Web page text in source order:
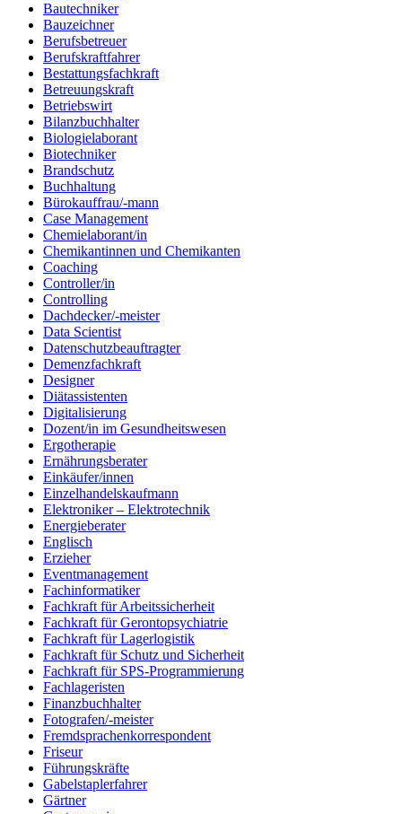
Bautechniker
Bauzeichner
Berufsbetreuer
Berufskraftfahrer
Bestattungsfachkraft
Betreuungskraft
Betriebswirt
Bilanzbuchhalter
Biologielaborant
Biotechniker
Brandschutz
Buchhaltung
Bürokauffrau/-mann
Case Management
Chemielaborant/in
Chemikantinnen und Chemikanten
Coaching
Controller/in
Controlling
Dachdecker/-meister
Data Scientist
Datenschutzbeauftragter
Demenzfachkraft
Designer
Diätassistenten
Digitalisierung
Dozent/in im Gesundheitswesen
Ergotherapie
Ernährungsberater
Einkäufer/innen
Einzelhandelskaufmann
Elektroniker – Elektrotechnik
Energieberater
Englisch
Erzieher
Eventmanagement
Fachinformatiker
Fachkraft für Arbeitssicherheit
Fachkraft für Gerontopsychiatrie
Fachkraft für Lagerlogistik
Fachkraft für Schutz und Sicherheit
Fachkraft für SPS-Programmierung
Fachlageristen
Finanzbuchhalter
Fotografen/-meister
Fremdsprachenkorrespondent
Friseur
Führungskräfte
Gabelstaplerfahrer
Gärtner